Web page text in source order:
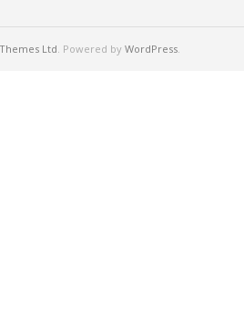
Ltd. Powered by WordPress.